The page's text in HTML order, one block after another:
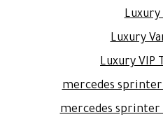
Luxury
Luxury
Luxury VIP
mercedes
mercedes